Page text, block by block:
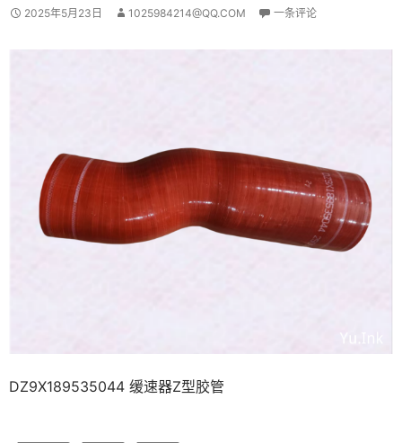
2025年5月23日 1025984214@QQ.COM 一条评论
DZ9X189535044 缓速器Z型胶管